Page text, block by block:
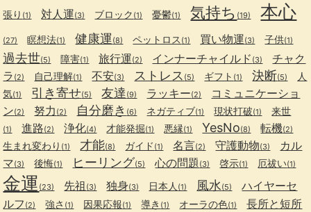
張り (1) 対人運(3) ブロック (1) 憂鬱(1) 気持ち (19) 本心
(27) 瞑想法(1) 健康運(8) ペットロス (1) 買い物運(3) 子供(1)
過去世(5) 障害(1) 旅行運(2) インナーチャイルド (3)
チャク
ラ (2) 自己理解(1) 不安(3) ストレス (5) ギフト (1) 決断(5)
人
気(1) 引き寄せ(5) 友達 (9) ラッキー(2)
コミュニケーショ
ン(2) 努力 (2) 自分磨き (6) ネガティブ(1) 現状打破(1) 来世
(1) 進路(2) 浄化(4) 才能発掘(1) 悪縁(1) YesNo(8) 転機(2)
生まれ変わり (1) 才能(8) ガイド (1) 名言(2) 守護動物(3)
カル
マ(3) 後悔(1) ヒーリング(5) 心の問題(3) 啓示(1) 厄祓い(1)
金運 (23) 先祖 (3) 独身(3) 日本人 (1) 風水(5)
ハイヤーセ
ルフ (2) 強さ (1) 因果応報(1) 導き (1) オーラの色(1) 長所と短所